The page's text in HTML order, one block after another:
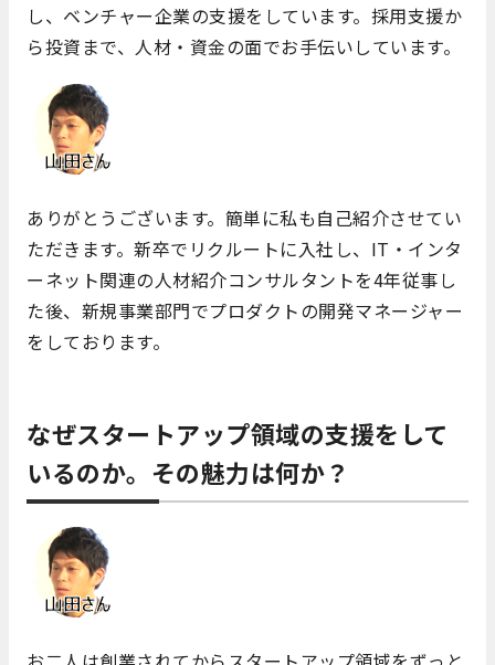
し、ベンチャー企業の支援をしています。採用支援か
ら投資まで、人材・資金の面でお手伝いしています。
ありがとうございます。簡単に私も自己紹介させてい
ただきます。新卒でリクルートに入社し、IT・インタ
ーネット関連の人材紹介コンサルタントを4年従事し
た後、新規事業部門でプロダクトの開発マネージャー
をしております。
なぜスタートアップ領域の支援をして
いるのか。その魅力は何か？